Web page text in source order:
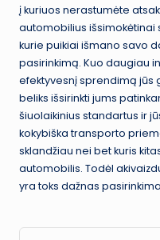
į kuriuos nerastumėte
automobilius išsimokėtinai
kurie puikiai išmano savo
pasirinkimą. Kuo daugiau
efektyvesnį sprendimą jūs
beliks išsirinkti jums
šiuolaikinius standartus ir
kokybiška transporto
sklandžiau nei bet kuris
automobilis. Todėl
yra toks dažnas